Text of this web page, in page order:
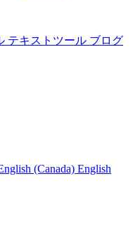
テキストツール ブログ
(Canada) English